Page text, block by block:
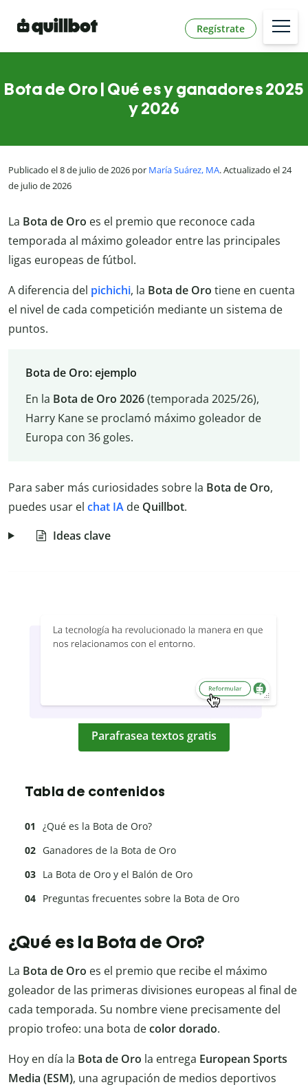
Regístrate
Bota de Oro | Qué es y ganadores 2025
y 2026
Publicado el 8 de julio de 2026 por María Suárez, MA. Actualizado el 24
de julio de 2026
La Bota de Oro es el premio que reconoce cada
temporada al máximo goleador entre las principales
ligas europeas de fútbol.
A diferencia del pichichi, la Bota de Oro tiene en cuenta
el nivel de cada competición mediante un sistema de
puntos.
Bota de Oro: ejemplo
En la Bota de Oro 2026(temporada 2025/26),
Harry Kane se proclamó máximo goleador de
Europa con 36 goles.
Para saber más curiosidades sobre la Bota de Oro,
puedes usar el chat IA de Quillbot.
Ideas clave
Parafrasea textos gratis
Tabla de contenidos
¿Qué es la Bota de Oro?
Ganadores de la Bota de Oro
La Bota de Oro y el Balón de Oro
Preguntas frecuentes sobre la Bota de Oro
¿Qué es la Bota de Oro?
La Bota de Oro es el premio que recibe el máximo
goleador de las primeras divisiones europeas al final de
cada temporada. Su nombre viene precisamente del
propio trofeo: una bota decolor dorado.
Hoy en día la Bota de Oro la entrega European Sports
Media (ESM), una agrupación de medios deportivos